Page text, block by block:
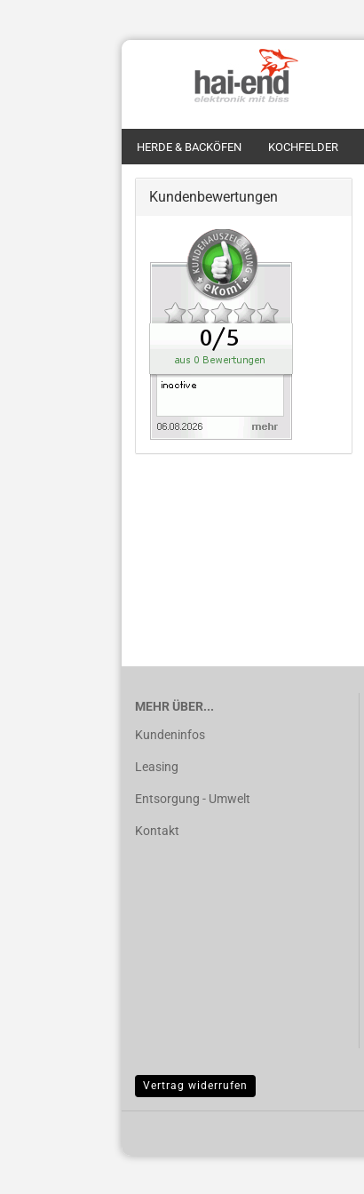
HERDE & BACKÖFEN KOCHFELDER
Kundenbewertungen
MEHR ÜBER...
Kundeninfos
Leasing
Entsorgung - Umwelt
Kontakt
Vertrag widerrufen